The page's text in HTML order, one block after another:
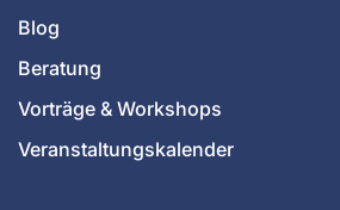
Blog
Beratung
Vorträge & Workshops
Veranstaltungskalender